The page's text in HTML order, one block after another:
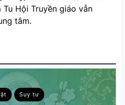
Tu Hội Truyền giáo vẫn
tâm.
Suy tư